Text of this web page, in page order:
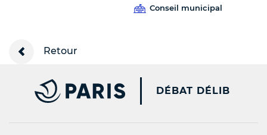
Conseil municipal
Retour
PARIS.FR [NEW
DÉBAT DÉLIB